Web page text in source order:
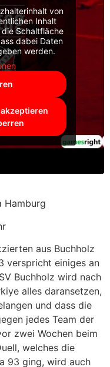
von
Inhalt
Schaltfläche
dabei Daten
werden.
Hamburg
aus Buchholz
verspricht einiges an
Buchholz wird nach
alles daransetzen,
und dass die
jedes Team der
zwei Wochen beim
welches die
93 ging, wird auch